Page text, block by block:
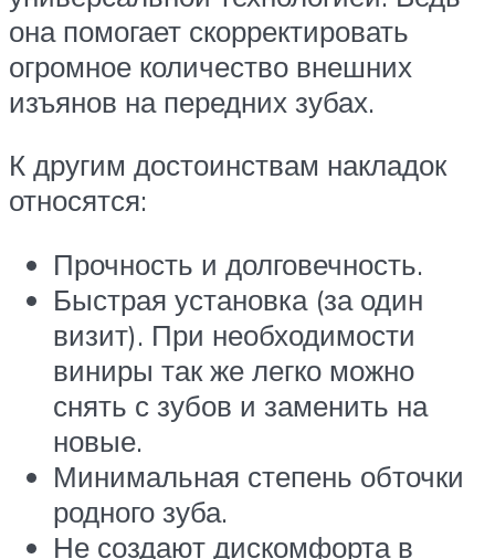
она помогает скорректировать
огромное количество внешних
изъянов на передних зубах.
К другим достоинствам накладок
относятся:
Прочность и долговечность.
Быстрая установка (за один
визит). При необходимости
виниры так же легко можно
снять с зубов и заменить на
новые.
Минимальная степень обточки
родного зуба.
Не создают дискомфорта в